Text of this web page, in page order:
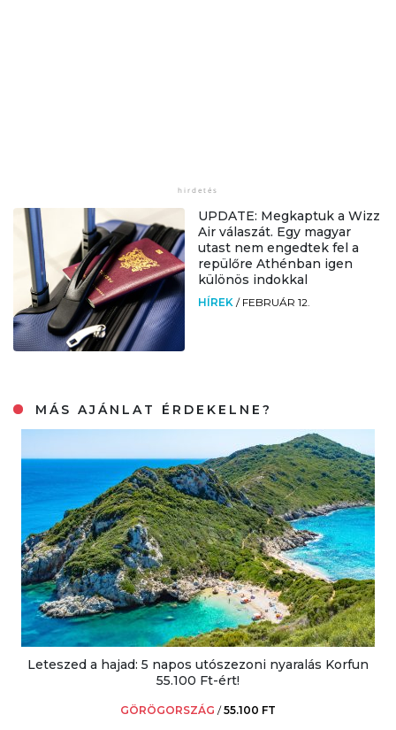
UPDATE: Megkaptuk a Wizz
Air válaszát. Egy magyar
utast nem engedtek fel a
repülőre Athénban igen
különös indokkal
HÍREK / FEBRUÁR 12.
MÁS AJÁNLAT ÉRDEKELNE?
Leteszed a hajad: 5 napos utószezoni nyaralás Korfun
55.100 Ft-ért!
GÖRÖGORSZÁG /55.100 FT